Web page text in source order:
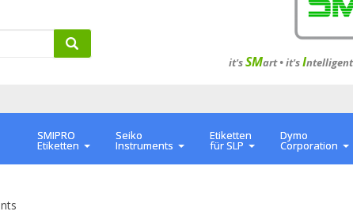
it'sSMart •it'sIntelligent
SMIPRO
Etiketten
Seiko
Instruments
Etiketten
für SLP
Dymo
Corporation